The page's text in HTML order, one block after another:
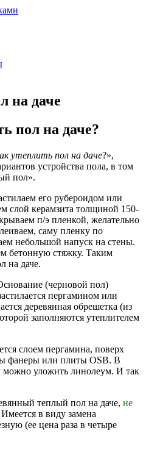
на даче
пол на даче?
утеплить пол на даче?»,
устройства пола, в том
пол».
его рубероидом или
слой керамзита толщиной 150-
п/э пленкой, желательно
саму пленку по
небольшой напуск на стены.
бетонную стяжку. Таким
на даче.
(черновой пол)
пергамином или
деревянная обрешетка (из
заполняются утеплителем
слоем пергамина, поверх
фанеры или плиты OSB. В
можно уложить линолеум. И так
теплый пол на даче, не
Имеется в виду замена
(ее цена раза в четыре